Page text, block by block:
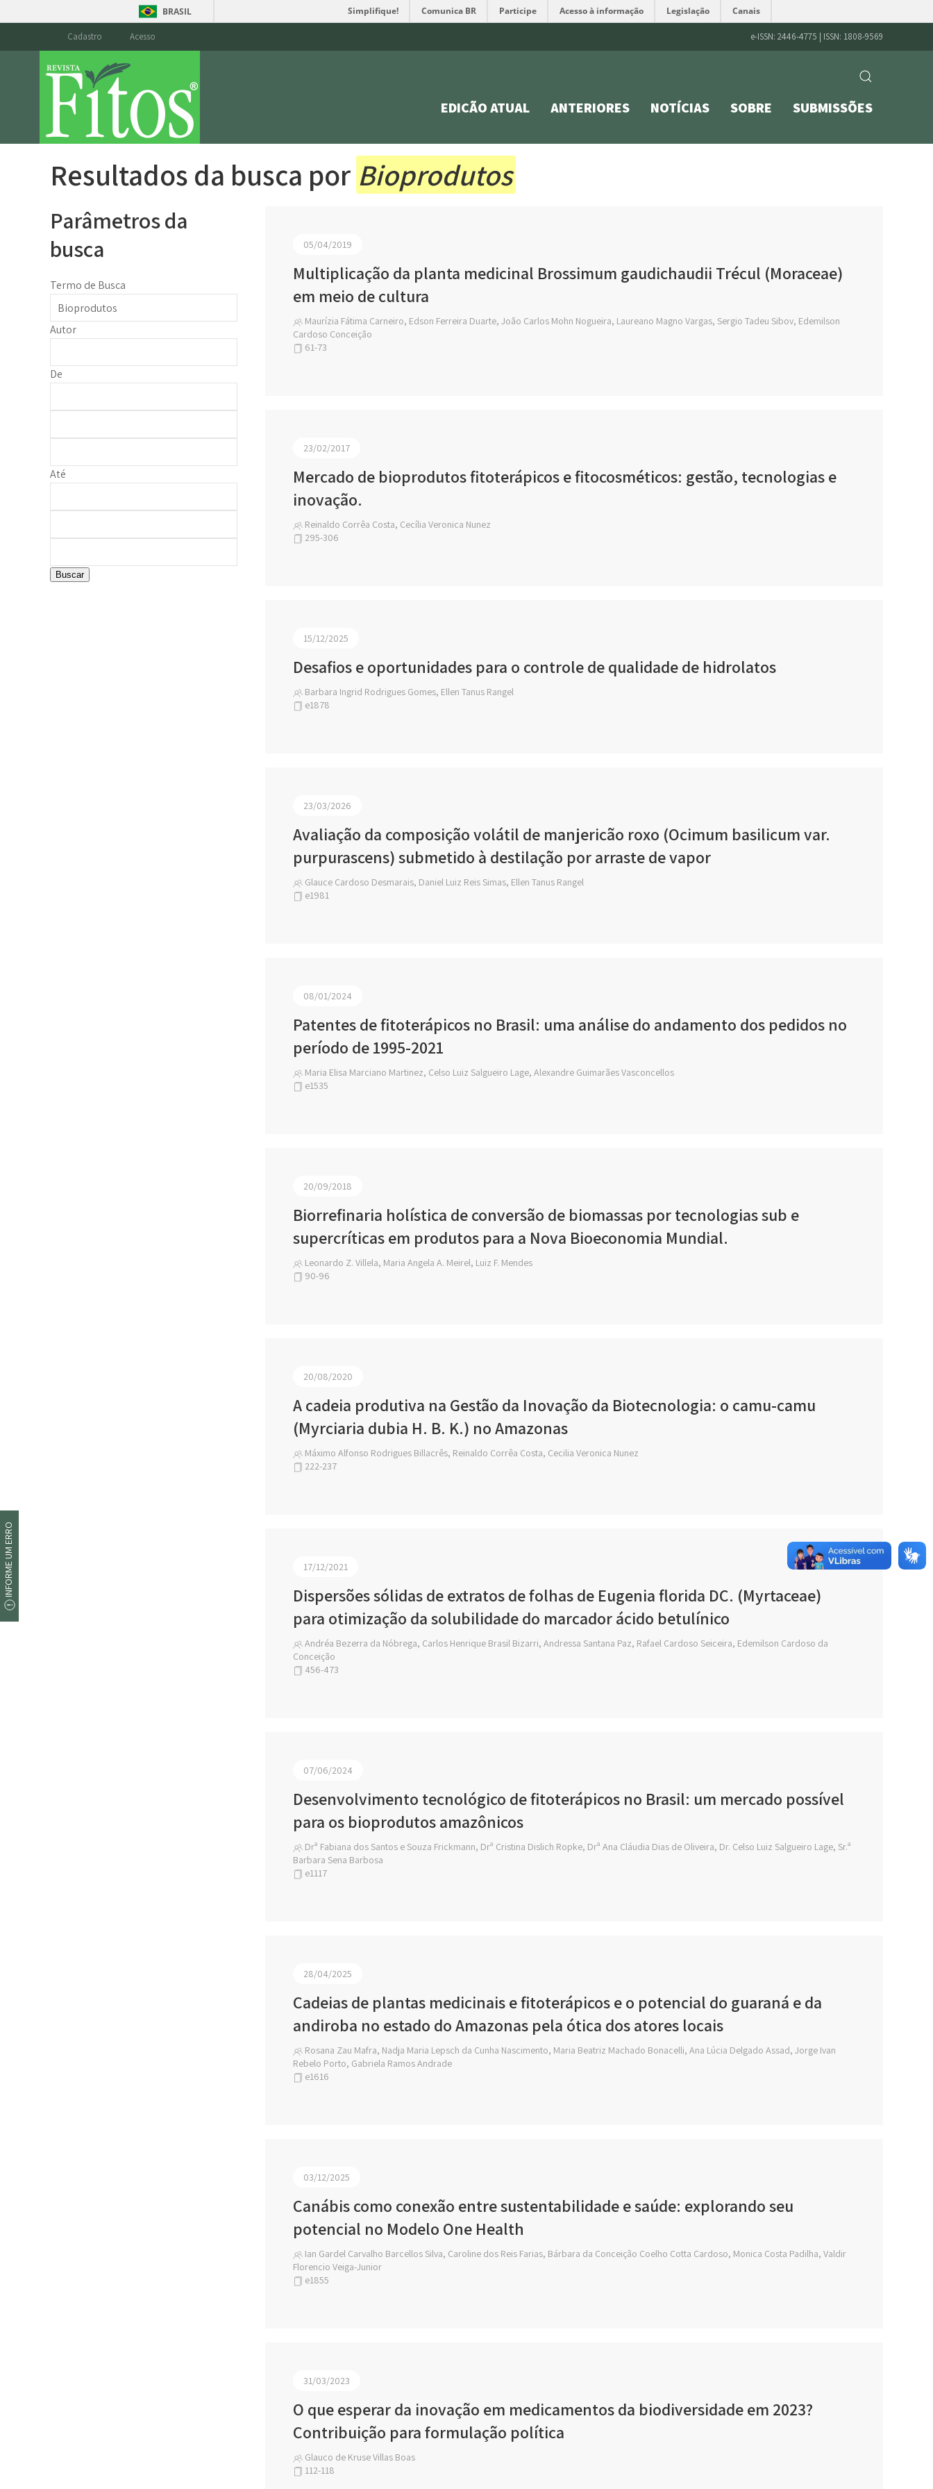
BRASIL Simplifique! Comunica BR Participe Acesso à informação Legislação Canais
Cadastro Acesso e-ISSN: 2446-4775 | ISSN: 1808-9569
EDIÇÃO ATUAL ANTERIORES NOTÍCIAS SOBRE SUBMISSÕES
Resultados da busca por Bioprodutos
Parâmetros da
busca
Termo de Busca
Autor
De
Até
Buscar
05/04/2019
Multiplicação da planta medicinal Brossimum gaudichaudii Trécul (Moraceae)
em meio de cultura
Maurízia Fátima Carneiro, Edson Ferreira Duarte, João Carlos Mohn Nogueira, Laureano Magno Vargas, Sergio Tadeu Sibov, Edemilson
Cardoso Conceição
61-73
23/02/2017
Mercado de bioprodutos fitoterápicos e fitocosméticos: gestão, tecnologias e
inovação.
Reinaldo Corrêa Costa, Cecília Veronica Nunez
295-306
15/12/2025
Desafios e oportunidades para o controle de qualidade de hidrolatos
Barbara Ingrid Rodrigues Gomes, Ellen Tanus Rangel
e1878
23/03/2026
Avaliação da composição volátil de manjericão roxo (Ocimum basilicum var.
purpurascens) submetido à destilação por arraste de vapor
Glauce Cardoso Desmarais, Daniel Luiz Reis Simas, Ellen Tanus Rangel
e1981
08/01/2024
Patentes de fitoterápicos no Brasil: uma análise do andamento dos pedidos no
período de 1995-2021
Maria Elisa Marciano Martinez, Celso Luiz Salgueiro Lage, Alexandre Guimarães Vasconcellos
e1535
20/09/2018
Biorrefinaria holística de conversão de biomassas por tecnologias sub e
supercríticas em produtos para a Nova Bioeconomia Mundial.
Leonardo Z. Villela, Maria Angela A. Meirel, Luiz F. Mendes
90-96
20/08/2020
A cadeia produtiva na Gestão da Inovação da Biotecnologia: o camu-camu
(Myrciaria dubia H. B. K.) no Amazonas
Máximo Alfonso Rodrigues Billacrês, Reinaldo Corrêa Costa, Cecilia Veronica Nunez
222-237
17/12/2021
Dispersões sólidas de extratos de folhas de Eugenia florida DC. (Myrtaceae)
para otimização da solubilidade do marcador ácido betulínico
Andréa Bezerra da Nóbrega, Carlos Henrique Brasil Bizarri, Andressa Santana Paz, Rafael Cardoso Seiceira, Edemilson Cardoso da
Conceição
456-473
07/06/2024
Desenvolvimento tecnológico de fitoterápicos no Brasil: um mercado possível
para os bioprodutos amazônicos
Drª Fabiana dos Santos e Souza Frickmann, Drª Cristina Dislich Ropke, Drª Ana Cláudia Dias de Oliveira, Dr. Celso Luiz Salgueiro Lage, Sr.ª
Barbara Sena Barbosa
e1117
28/04/2025
Cadeias de plantas medicinais e fitoterápicos e o potencial do guaraná e da
andiroba no estado do Amazonas pela ótica dos atores locais
Rosana Zau Mafra, Nadja Maria Lepsch da Cunha Nascimento, Maria Beatriz Machado Bonacelli, Ana Lúcia Delgado Assad, Jorge Ivan
Rebelo Porto, Gabriela Ramos Andrade
e1616
03/12/2025
Canábis como conexão entre sustentabilidade e saúde: explorando seu
potencial no Modelo One Health
Ian Gardel Carvalho Barcellos Silva, Caroline dos Reis Farias, Bárbara da Conceição Coelho Cotta Cardoso, Monica Costa Padilha, Valdir
Florencio Veiga-Junior
e1855
31/03/2023
O que esperar da inovação em medicamentos da biodiversidade em 2023?
Contribuição para formulação política
Glauco de Kruse Villas Boas
112-118
INFORME UM ERRO